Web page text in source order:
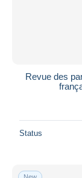
Revue des
Status